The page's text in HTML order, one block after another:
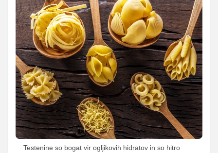
Testenine so bogat vir ogljikovih hidratov in so hitro